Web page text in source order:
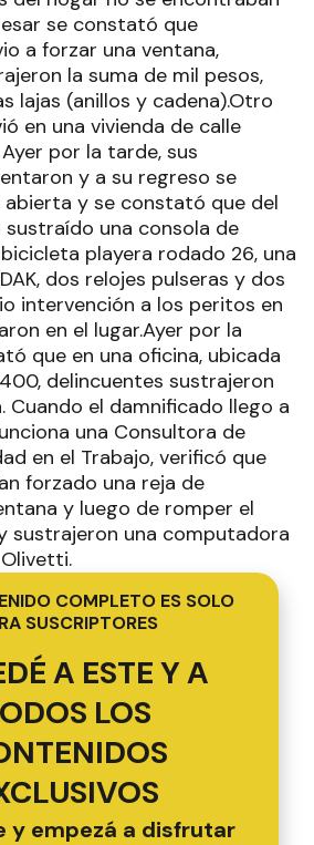
se constató que
a forzar una ventana,
la suma de mil pesos,
lajas (anillos y cadena).Otro
en una vivienda de calle
por la tarde, sus
y a su regreso se
y se constató que del
una consola de
bicicleta playera rodado 26, una
dos relojes pulseras y dos
intervención a los peritos en
en el lugar.Ayer por la
que en una oficina, ubicada
delincuentes sustrajeron
Cuando el damnificado llego a
una Consultora de
en el Trabajo, verificó que
forzado una reja de
y luego de romper el
sustrajeron una computadora
COMPLETO ES SOLO
SUSCRIPTORES
A ESTE Y A
LOS
y empezá a disfrutar